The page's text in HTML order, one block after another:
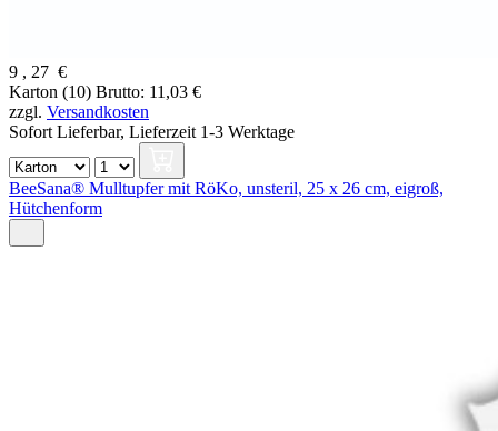
9 , 27 €
Karton (10) Brutto: 11,03 €
zzgl. Versandkosten
Sofort Lieferbar, Lieferzeit 1-3 Werktage
BeeSana® Mulltupfer mit RöKo, unsteril, 25 x 26 cm, eigroß,
Hütchenform